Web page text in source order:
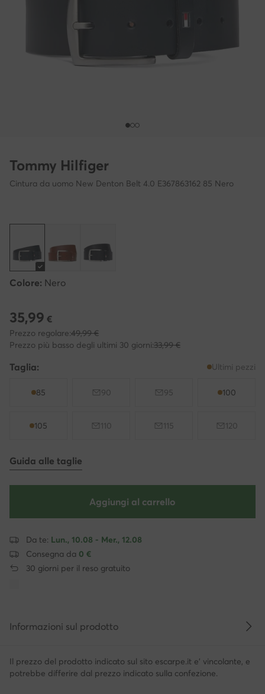
Tommy Hilfiger
Cintura da uomo New Denton Belt 4.0 E367863162 85 Nero
Colore: Nero
Prezzo attuale 35,99 €
35,99 €
Prezzo regolare:49,99 €
Prezzo più basso degli ultimi 30 giorni:33,99 €
Taglia: Ultimi pezzi
85 90 95 100
105 110 115 120
Guida alle taglie
Aggiungi al carrello
Da te: Lun., 10.08 - Mer., 12.08
Consegna da 0 €
30 giorni per il reso gratuito
Informazioni sul prodotto
Il prezzo del prodotto indicato sul sito escarpe.it e' vincolante, e
potrebbe differire dal prezzo indicato sulla confezione.